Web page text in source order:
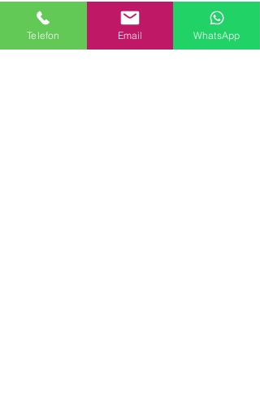
Human Resources
KVKKTelefon Email WhatsApp